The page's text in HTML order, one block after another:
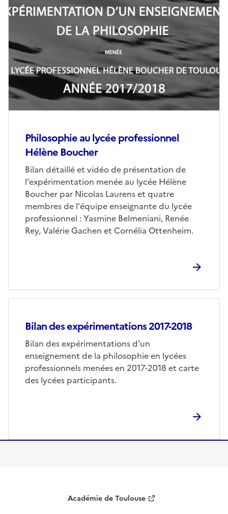
Philosophie au lycée professionnel
Hélène Boucher
Bilan détaillé et vidéo de présentation de
l'expérimentation menée au lycée Hélène
Boucher par Nicolas Laurens et quatre
membres de l'équipe enseignante du lycée
professionnel : Yasmine Belmeniani, Renée
Rey, Valérie Gachen et Cornélia Ottenheim.
Bilan des expérimentations 2017-2018
Bilan des expérimentations d'un
enseignement de la philosophie en lycées
professionnels menées en 2017-2018 et carte
des lycées participants.
Académie de Toulouse